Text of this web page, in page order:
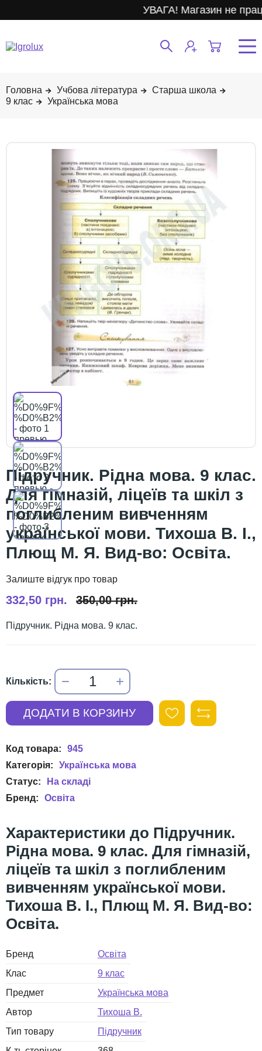
УВАГА! Магазин не
Учбова література
Старша школа
9 клас
Українська мова
Підручник. Рідна мова. 9 клас.
Для гімназій, ліцеїв та шкіл з
поглибленим вивченням
української мови. Тихоша В. І.,
Плющ М. Я. Вид-во: Освіта.
332,50 грн. 350,00 грн.
Підручник. Рідна мова. 9 клас.
945
Українська мова
Освіта
Підручник.
Рідна мова. 9 клас. Для гімназій,
ліцеїв та шкіл з поглибленим
вивченням української мови.
Тихоша В. І., Плющ М. Я. Вид-во:
Освіта.
Бренд
Освіта
Клас
9 клас
Предмет
Українська мова
Автор
Тихоша В.
Тип товару
Підручник